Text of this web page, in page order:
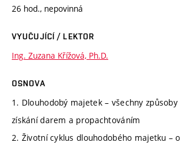
26 hod., nepovinná
VYUČUJÍCÍ / LEKTOR
Ing. Zuzana Křížová, Ph.D.
OSNOVA
1. Dlouhodobý majetek – všechny
získání darem a propachtováním
2. Životní cyklus dlouhodobého majetku –